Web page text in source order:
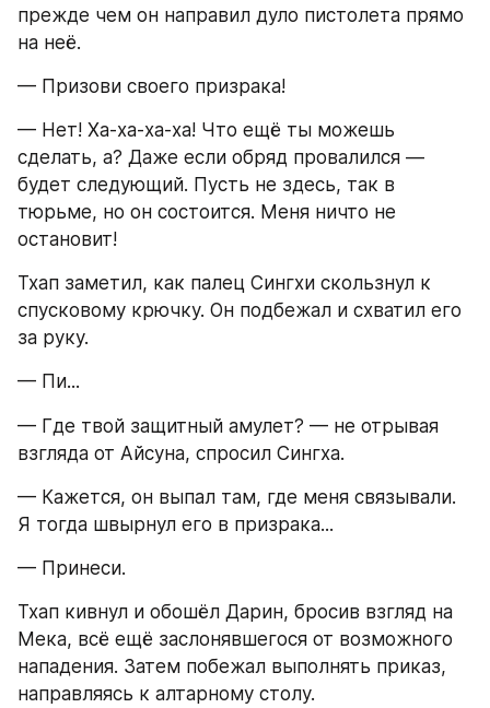
прежде чем он направил дуло пистолета прямо
на неё.
— Призови своего призрака!
— Нет! Ха-ха-ха-ха! Что ещё ты можешь
сделать, а? Даже если обряд провалился —
будет следующий. Пусть не здесь, так в
тюрьме, но он состоится. Меня ничто не
остановит!
Тхап заметил, как палец Сингхи скользнул к
спусковому крючку. Он подбежал и схватил его
за руку.
— Пи...
— Где твой защитный амулет? — не отрывая
взгляда от Айсуна, спросил Сингха.
— Кажется, он выпал там, где меня связывали.
Я тогда швырнул его в призрака...
— Принеси.
Тхап кивнул и обошёл Дарин, бросив взгляд на
Мека, всё ещё заслонявшегося от возможного
нападения. Затем побежал выполнять приказ,
направляясь к алтарному столу.